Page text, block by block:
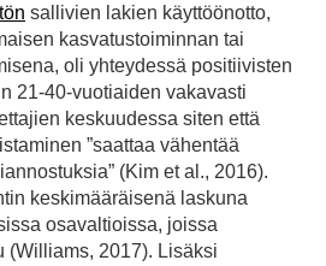
sallivien lakien käyttöönotto,
kasvatustoiminnan tai
oli yhteydessä positiivisten
21-40-vuotiaiden vakavasti
keskuudessa siten että
”saattaa vähentää
(Kim et al., 2016).
keskimääräisenä laskuna
osavaltioissa, joissa
(Williams, 2017). Lisäksi